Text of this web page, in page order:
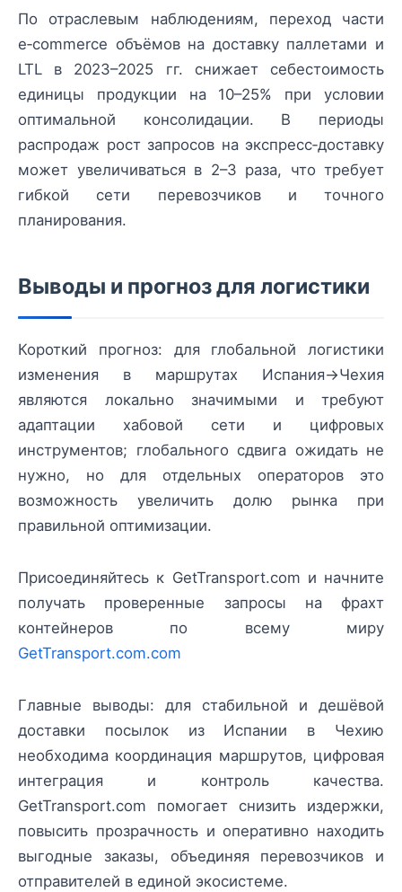
По отраслевым наблюдениям, переход части
e‑commerce объёмов на доставку паллетами и
LTL в 2023–2025 гг. снижает себестоимость
единицы продукции на 10–25% при условии
оптимальной консолидации. В периоды
распродаж рост запросов на экспресс‑доставку
может увеличиваться в 2–3 раза, что требует
гибкой сети перевозчиков и точного
планирования.
Выводы и прогноз для логистики
Короткий прогноз: для глобальной логистики
изменения в маршрутах Испания→Чехия
являются локально значимыми и требуют
адаптации хабовой сети и цифровых
инструментов; глобального сдвига ожидать не
нужно, но для отдельных операторов это
возможность увеличить долю рынка при
правильной оптимизации.
Присоединяйтесь к GetTransport.com и начните
получать проверенные запросы на фрахт
контейнеров по всему миру
GetTransport.com.com
Главные выводы: для стабильной и дешёвой
доставки посылок из Испании в Чехию
необходима координация маршрутов, цифровая
интеграция и контроль качества.
GetTransport.com помогает снизить издержки,
повысить прозрачность и оперативно находить
выгодные заказы, объединяя перевозчиков и
отправителей в единой экосистеме.